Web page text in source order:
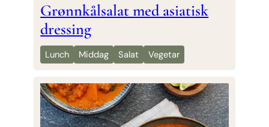
Grønnkålsalat med asiatisk
dressing
Lunch Middag Salat Vegetar